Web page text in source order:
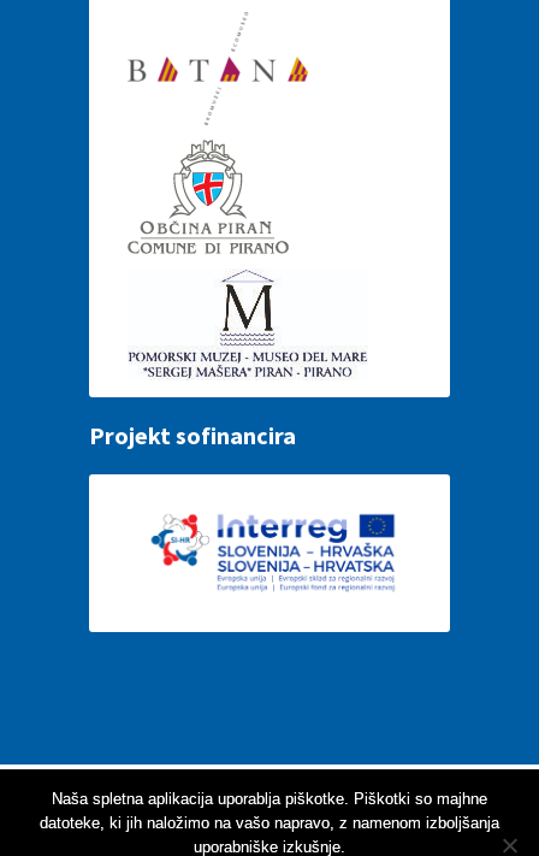
Projekt sofinancira
Za optimalno delovanje spletne aplikacije vam
priporočamo uporabo enega izmed sodobnih spletnih
Naša spletna aplikacija uporablja piškotke. Piškotki so majhne
datoteke, ki jih naložimo na vašo napravo, z namenom izboljšanja
uporabniške izkušnje.